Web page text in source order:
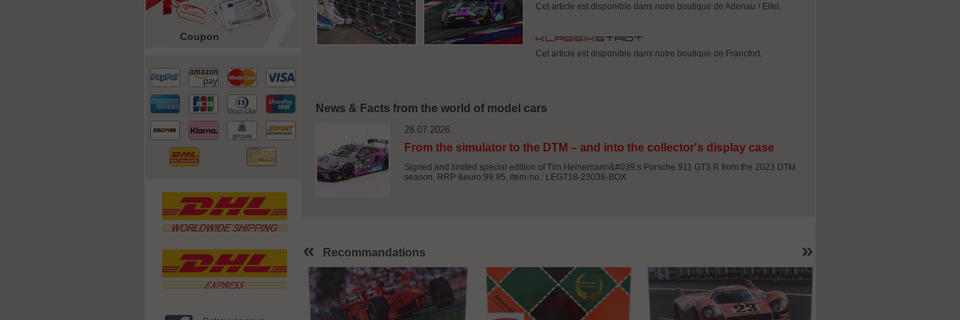
Coupon
Cet article est disponible dans notre boutique de Adenau / Eifel.
Cet article est disponible dans notre boutique de Francfort.
News & Facts from the world of model cars
28.07.2026
From the simulator to the DTM – and into the collector's display case
Signed and limited special edition of Tim Heinemann&#039;s Porsche 911 GT3 R from the 2023 DTM
season. RRP &euro;99.95, item-no.: LEGT18-23036-BOX
« »
Recommandations